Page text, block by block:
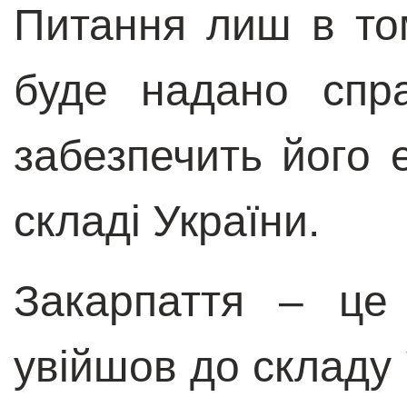
Питання лиш в
буде надано
забезпечить його
складі України.
Закарпаття –
увійшов до